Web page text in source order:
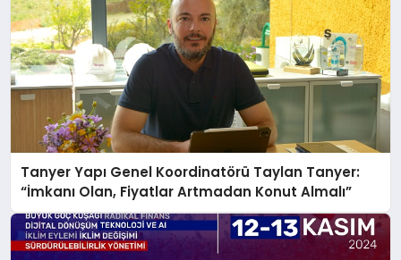
Tanyer Yapı Genel Koordinatörü Taylan Tanyer:
“İmkanı Olan, Fiyatlar Artmadan Konut Almalı”